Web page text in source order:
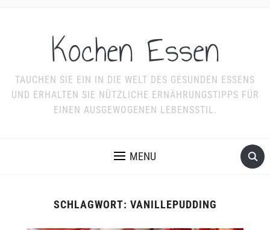
Kochen Essen
TAUCHEN SIE EIN IN DIE WELT DES GESUNDEN ESSENS
UND ERHALTEN SIE NÜTZLICHE ERNÄHRUNGSTIPPS FÜR
EINEN AUSGEWOGENEN LEBENSSTIL.
MENU
SCHLAGWORT: VANILLEPUDDING